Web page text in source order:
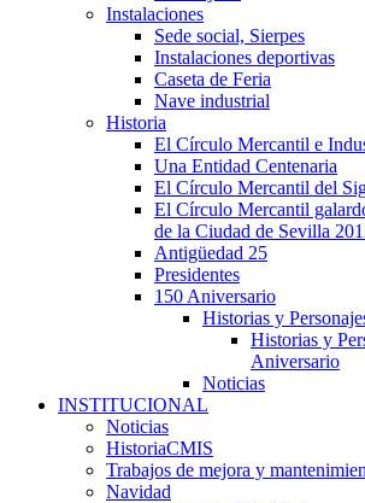
Instalaciones
Sede social, Sierpes
Instalaciones deportivas
Caseta de Feria
Nave industrial
Historia
El Círculo Mercantil e
Una Entidad Centenaria
El Círculo Mercantil del
El Círculo Mercantil
de la Ciudad de Sevilla
Antigüedad 25
Presidentes
150 Aniversario
Historias y
Historias y
Aniversario
Noticias
INSTITUCIONAL
Noticias
HistoriaCMIS
Trabajos de mejora y
Navidad